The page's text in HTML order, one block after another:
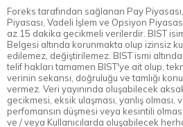
Foreks tarafından sağlanan Pay
Piyasası, Vadeli İşlem ve Opsiyon
az 15 dakika gecikmeli verilerdir. BIST
Belgesi altında korunmakta olup izinsiz
edilemez, değiştirilemez. BIST ismi
telif hakları tamamen BIST'ye ait olup,
verinin sekansı, doğruluğu ve tamlığı
vermez. Veri yayınında oluşabilecek
gecikmesi, eksik ulaşması, yanlış olması,
perfomansın düşmesi veya kesintili
ve / veya Kullanıcılarda oluşabilecek